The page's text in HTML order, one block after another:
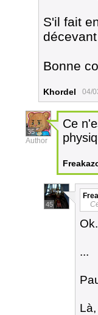
S'il fait
Bonne
Khordel 04/
35
Author
Ce
45
Ok.
...